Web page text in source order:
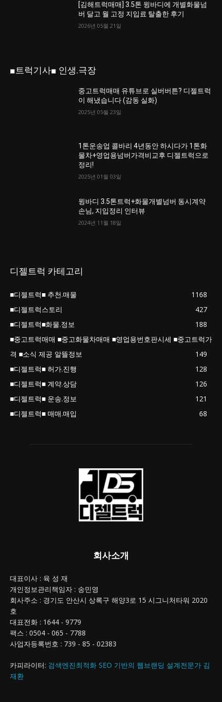
[김해트럭매매] 3.5톤 윙바디에 개별화물넘
버 달고 월 고정 지입료 탈출한 후기
2026년 05월 21일
■트럭기사■ 인생.극장
중고트럭매매 유튜브로 실버버튼? 디젤트럭
이 해냈습니다 (감동 실화)
2025년 05월 23일
1톤운송업 콜바리 4년동안 하시다가 1톤화
물차+영업용넘버가격비교후 디젤트럭으로
정리!
2025년 01월 03일
윙바디 3.5톤트럭+화물개별넘버 동시계약
손님, 지입정리 인터뷰
2024년 11월 18일
디젤트럭 카테고리
■디젤트럭■ 추천.매물
1168
■디젤트럭스토리
427
■디젤트럭■화물.정보
188
■중고트럭매매 ■중고화물차매매 ■영업용번호판시세 ■중고트럭가
격 ■소식 제공 알뜰정보
149
■디젤트럭■ 허가.진행
128
■디젤트럭■ 계약.상담
126
■디젤트럭■ 운송.정보
121
■디젤트럭■ 매매.매입
68
회사소개
대표이사 : 육 성 재
개인정보관리책임자 : 송민영
회사주소 : 경기도 안산시 상록구 해양3로 15 시그니처타워 2020
호
대표전화 : 1644 - 9779
팩스 : 0504 - 065 - 7788
사업자등록번호 : 739 - 85 - 02383
카피라이터: 검색엔진최적화 SEO 기반의 웹브랜딩 설계전문가 김
재환